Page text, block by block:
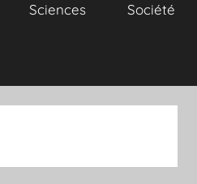
Sciences Société